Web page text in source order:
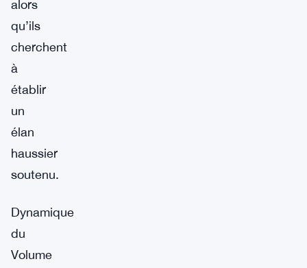
alors
qu’ils
cherchent
à
établir
un
élan
haussier
soutenu.
Dynamique
du
Volume